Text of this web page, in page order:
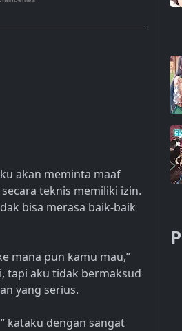
akan meminta maaf
teknis memiliki izin.
bisa merasa baik-baik
mana pun kamu mau,”
tapi aku tidak bermaksud
yang serius.
kataku dengan sangat